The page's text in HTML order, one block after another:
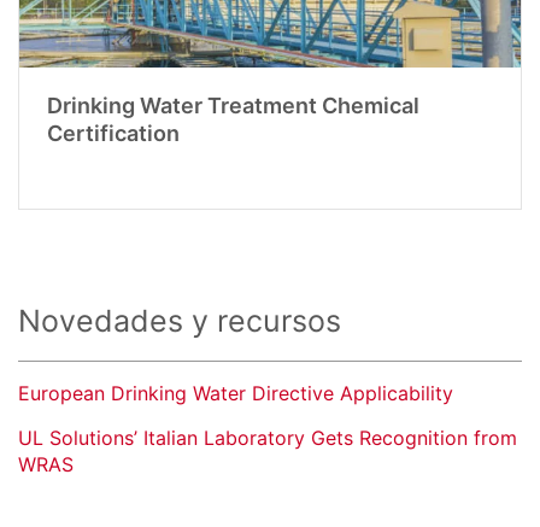
Drinking Water Treatment Chemical
Certification
Novedades y recursos
European Drinking Water Directive Applicability
UL Solutions’ Italian Laboratory Gets Recognition from
WRAS